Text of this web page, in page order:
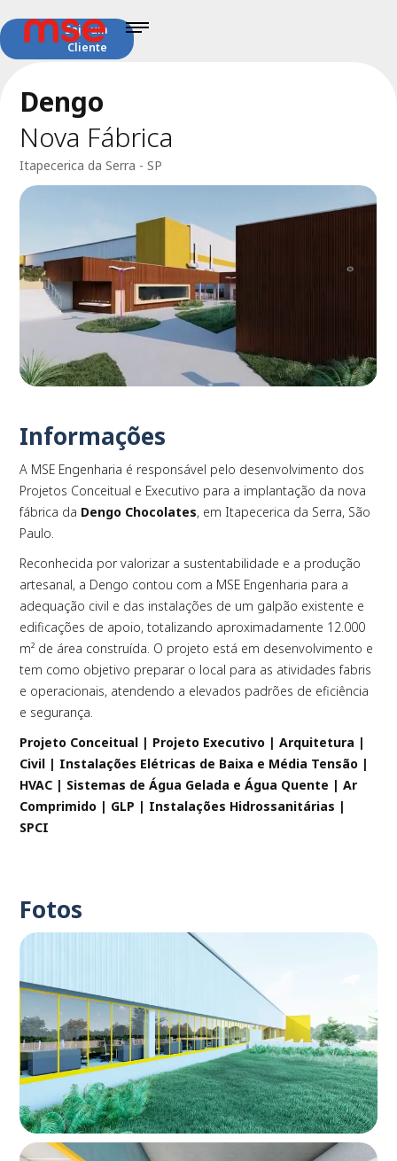
Seja um
Cliente
Dengo
Nova Fábrica
Itapecerica da Serra - SP
PLAY
Informações
A MSE Engenharia é responsável pelo desenvolvimento dos
Projetos Conceitual e Executivo para a implantação da nova
fábrica da Dengo Chocolates, em Itapecerica da Serra, São
Paulo.
Reconhecida por valorizar a sustentabilidade e a produção
artesanal, a Dengo contou com a MSE Engenharia para a
adequação civil e das instalações de um galpão existente e
edificações de apoio, totalizando aproximadamente 12.000
m² de área construída. O projeto está em desenvolvimento e
tem como objetivo preparar o local para as atividades fabris
e operacionais, atendendo a elevados padrões de eficiência
e segurança.
Projeto Conceitual | Projeto Executivo | Arquitetura |
Civil | Instalações Elétricas de Baixa e Média Tensão |
HVAC | Sistemas de Água Gelada e Água Quente | Ar
Comprimido | GLP | Instalações Hidrossanitárias |
SPCI
Fotos